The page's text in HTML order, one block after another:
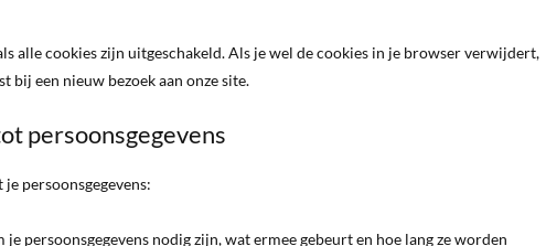
alle cookies zijn uitgeschakeld. Als je wel de cookies in je browser verwijdert,
bij een nieuw bezoek aan onze site.
persoonsgegevens
persoonsgegevens:
persoonsgegevens nodig zijn, wat ermee gebeurt en hoe lang ze worden